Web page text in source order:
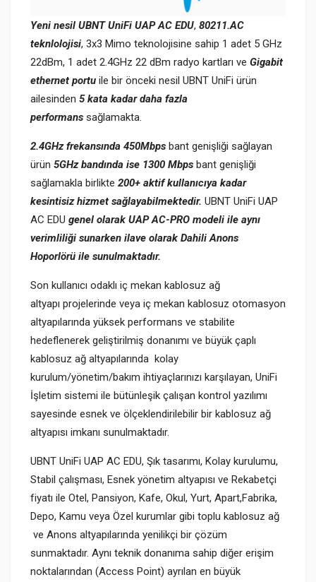
Yeni nesil UBNT UniFi UAP AC EDU, 80211.AC
teknlolojisi, 3x3 Mimo teknolojisine sahip 1 adet 5 GHz
22dBm, 1 adet 2.4GHz 22 dBm radyo kartları ve Gigabit
ethernet portu ile bir önceki nesil UBNT UniFi ürün
ailesinden 5 kata kadar daha fazla
performans sağlamakta.
2.4GHz frekansında 450Mbps bant genişliği sağlayan
ürün 5GHz bandında ise 1300 Mbps bant genişliği
sağlamakla birlikte 200+ aktif kullanıcıya kadar
kesintisiz hizmet sağlayabilmektedir. UBNT UniFi UAP
AC EDU genel olarak UAP AC-PRO modeli ile aynı
verimliliği sunarken ilave olarak Dahili Anons
Hoporlörü ile sunulmaktadır.
Son kullanıcı odaklı iç mekan kablosuz ağ
altyapı projelerinde veya iç mekan kablosuz otomasyon
altyapılarında yüksek performans ve stabilite
hedeflenerek geliştirilmiş donanımı ve büyük çaplı
kablosuz ağ altyapılarında kolay
kurulum/yönetim/bakım ihtiyaçlarınızı karşılayan, UniFi
İşletim sistemi ile bütünleşik çalışan kontrol yazılımı
sayesinde esnek ve ölçeklendirilebilir bir kablosuz ağ
altyapısı imkanı sunulmaktadır.
UBNT UniFi UAP AC EDU, Şık tasarımı, Kolay kurulumu,
Stabil çalışması, Esnek yönetim altyapısı ve Rekabetçi
fiyatı ile Otel, Pansiyon, Kafe, Okul, Yurt, Apart,Fabrika,
Depo, Kamu veya Özel kurumlar gibi toplu kablosuz ağ
ve Anons altyapılarında yenilikçi bir çözüm
sunmaktadır. Aynı teknik donanıma sahip diğer erişim
noktalarından (Access Point) ayrılan en büyük